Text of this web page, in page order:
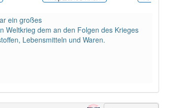
ein großes
Weltkrieg dem an den Folgen des Krieges
Lebensmitteln und Waren.